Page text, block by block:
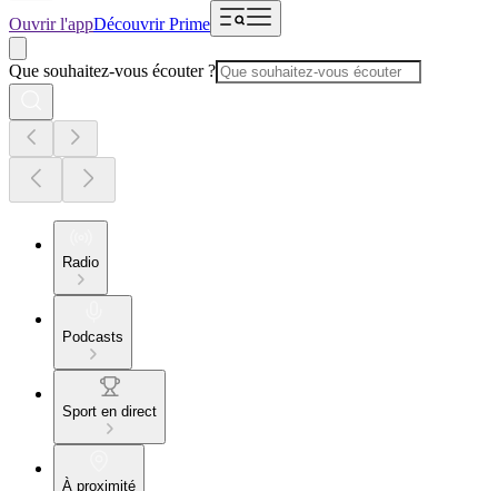
Ouvrir l'appDécouvrir Prime
Que souhaitez-vous écouter ?
Radio
Podcasts
Sport en direct
À proximité